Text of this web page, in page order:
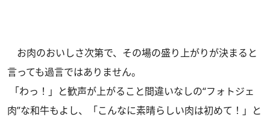
お肉のおいしさ次第で、その場の盛り上がりが決まると
言っても過言ではありません。
「わっ！」と歓声が上がること間違いなしの“フォトジェ
肉”な和牛もよし、「こんなに素晴らしい肉は初めて！」と